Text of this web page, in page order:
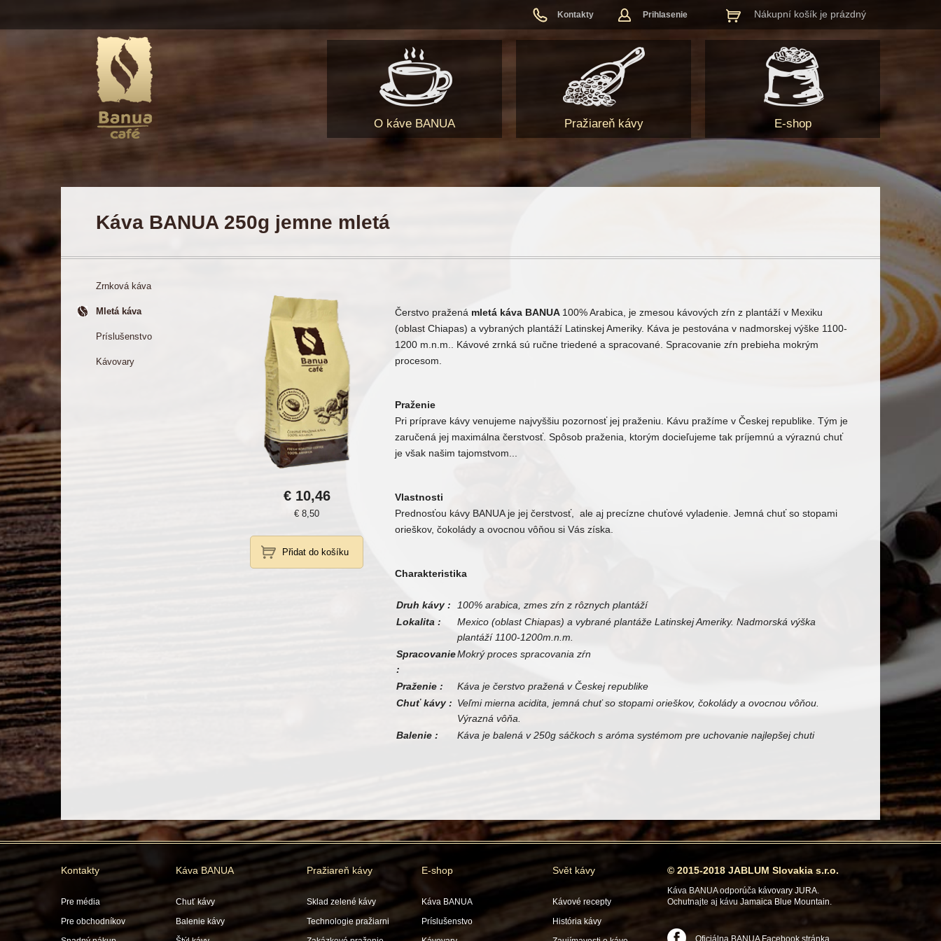
O káve BANUA Pražiareň kávy E-shop
Kontakty Prihlasenie Nákupní košík je prázdný
Káva BANUA 250g jemne mletá
€ 10,46
€ 8,50
Čerstvo pražená mletá káva BANUA 100% Arabica, je zmesou kávových zŕn z plantáží v Mexiku
(oblast Chiapas) a vybraných plantáží Latinskej Ameriky. Káva je pestována v nadmorskej výške 1100-
1200 m.n.m.. Kávové zrnká sú ručne triedené a spracované. Spracovanie zŕn prebieha mokrým
procesom.
Praženie
Pri príprave kávy venujeme najvyššiu pozornosť jej praženiu. Kávu pražíme v Českej republike. Tým je
zaručená jej maximálna čerstvosť. Spôsob praženia, ktorým docieľujeme tak príjemnú a výraznú chuť
je však našim tajomstvom...
Vlastnosti
Prednosťou kávy BANUA je jej čerstvosť, ale aj precízne chuťové vyladenie. Jemná chuť so stopami
orieškov, čokolády a ovocnou vôňou si Vás získa.
Charakteristika
Druh kávy :
100% arabica, zmes zŕn z rôznych plantáží
Lokalita :
Mexico (oblast Chiapas) a vybrané plantáže Latinskej Ameriky. Nadmorská výška
plantáží 1100-1200m.n.m.
Spracovanie
:
Mokrý proces spracovania zŕn
Praženie :
Káva je čerstvo pražená v Českej republike
Chuť kávy : Veľmi mierna acidita, jemná chuť so stopami orieškov, čokolády a ovocnou vôňou.
Výrazná vôňa.
Balenie :
Káva je balená v 250g sáčkoch s aróma systémom pre uchovanie najlepšej chuti
Zrnková káva
Mletá káva
Príslušenstvo
Kávovary
Kontakty
Pre média
Pre obchodníkov
Káva BANUA
Chuť kávy
Balenie kávy
Pražiareň kávy
Sklad zelené kávy
Technologie pražiarni
E-shop
Káva BANUA
Príslušenstvo
Svět kávy
Kávové recepty
História kávy
© 2015-2018 JABLUM Slovakia s.r.o.
Káva BANUA odporúča kávovary JURA.
Ochutnajte aj kávuJamaica Blue Mountain.
Oficiálna BANUA Facebook stránka